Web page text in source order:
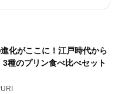
化がここに！江戸時代から
3種のプリン食べ比べセット